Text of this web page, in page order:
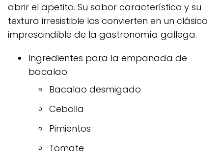
abrir el apetito. Su sabor característico y su
textura irresistible los convierten en un clásico
imprescindible de la gastronomía gallega.
Ingredientes para la empanada de
bacalao:
Bacalao desmigado
Cebolla
Pimientos
Tomate